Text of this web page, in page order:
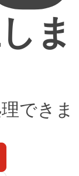
ま
できま